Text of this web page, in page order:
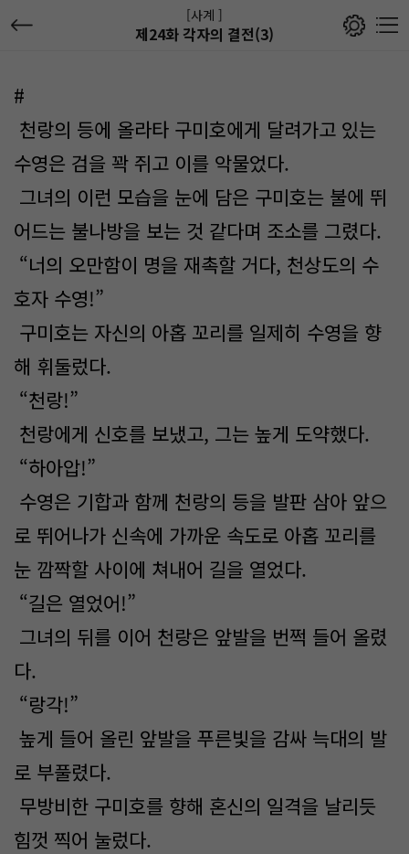
[사계 ]
제24화 각자의 결전(3)
#
천랑의 등에 올라타 구미호에게 달려가고 있는
수영은 검을 꽉 쥐고 이를 악물었다.
그녀의 이런 모습을 눈에 담은 구미호는 불에 뛰
어드는 불나방을 보는 것 같다며 조소를 그렸다.
“너의 오만함이 명을 재촉할 거다, 천상도의 수
호자 수영!”
구미호는 자신의 아홉 꼬리를 일제히 수영을 향
해 휘둘렀다.
“천랑!”
천랑에게 신호를 보냈고, 그는 높게 도약했다.
“하아압!”
수영은 기합과 함께 천랑의 등을 발판 삼아 앞으
로 뛰어나가 신속에 가까운 속도로 아홉 꼬리를
눈 깜짝할 사이에 쳐내어 길을 열었다.
“길은 열었어!”
그녀의 뒤를 이어 천랑은 앞발을 번쩍 들어 올렸
다.
“랑각!”
높게 들어 올린 앞발을 푸른빛을 감싸 늑대의 발
로 부풀렸다.
무방비한 구미호를 향해 혼신의 일격을 날리듯
힘껏 찍어 눌렀다.